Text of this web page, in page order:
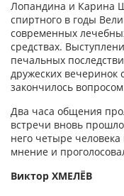
Лопандина и Карина
спиртного в годы
современных
средствах.
печальных
дружеских вечеринок
закончилось
Два часа общения
встречи вновь
него четыре
мнение и
Виктор ХМЕЛЁВ